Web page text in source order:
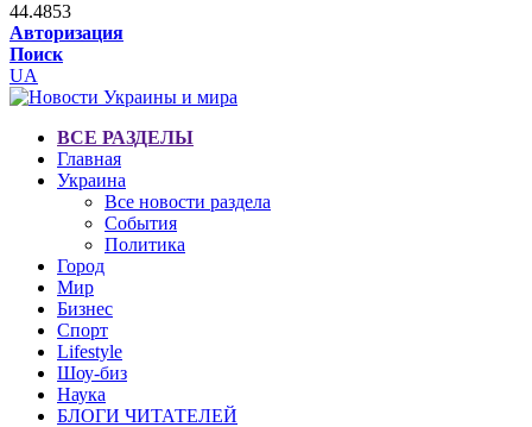
44.4853
Авторизация
Поиск
UA
ВСЕ РАЗДЕЛЫ
Главная
Украина
Все новости раздела
События
Политика
Город
Мир
Бизнес
Спорт
Lifestyle
Шоу-биз
Наука
БЛОГИ ЧИТАТЕЛЕЙ